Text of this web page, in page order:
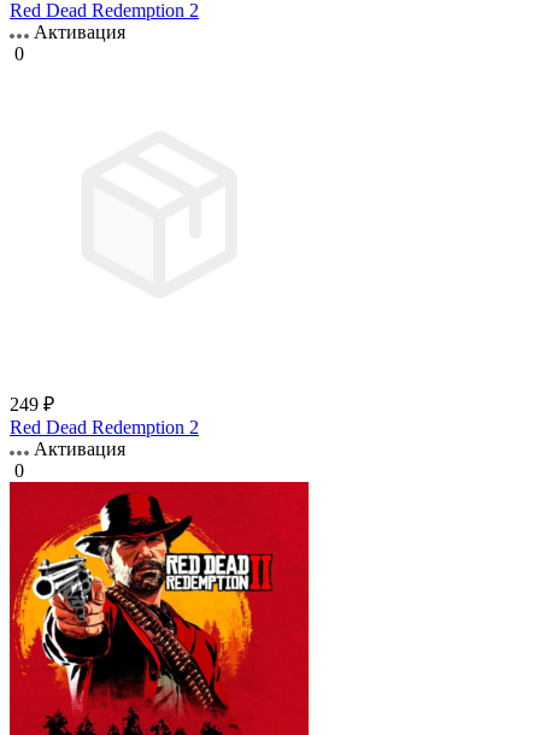
Red Dead Redemption 2
Активация
0
249 ₽
Red Dead Redemption 2
Активация
0